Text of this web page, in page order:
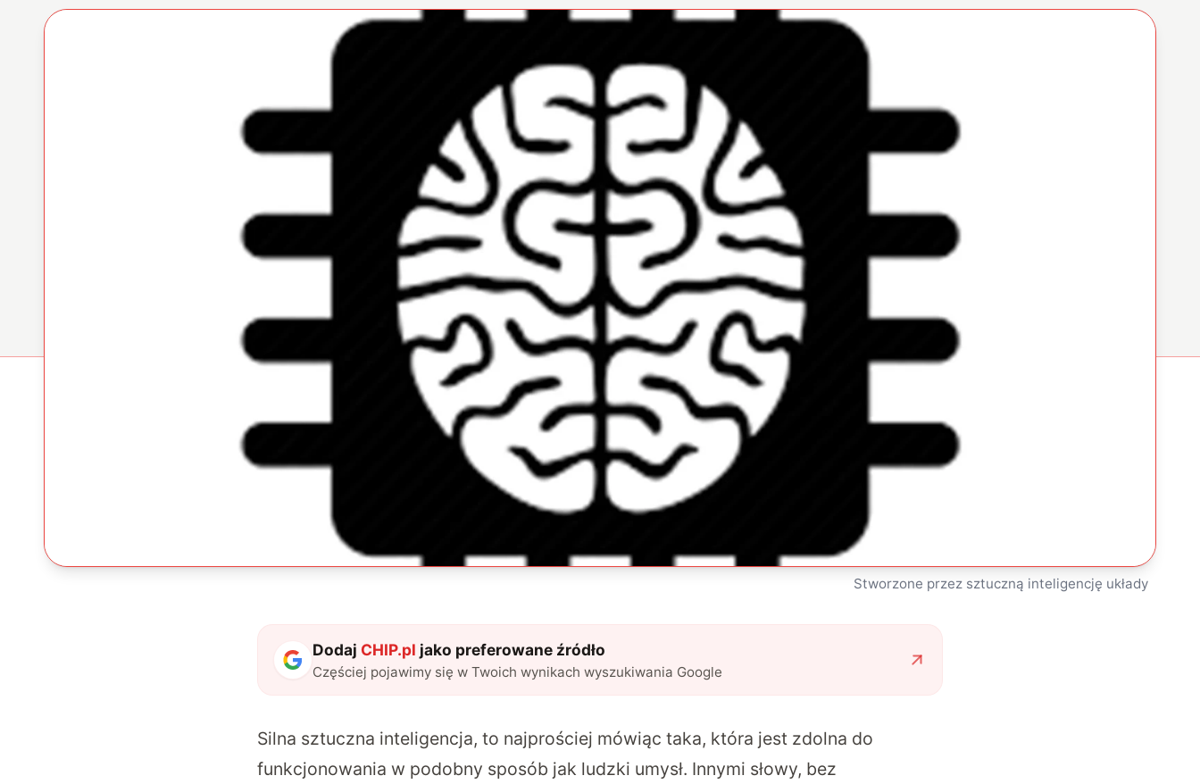
Stworzone przez sztuczną inteligencję układy
Dodaj CHIP.pl jako preferowane źródło
Częściej pojawimy się w Twoich wynikach wyszukiwania Google
Silna sztuczna inteligencja, to najprościej mówiąc taka, która jest zdolna do
funkcjonowania w podobny sposób jak ludzki umysł. Innymi słowy, bez